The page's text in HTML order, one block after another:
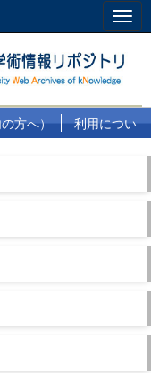
方へ）
利用につい